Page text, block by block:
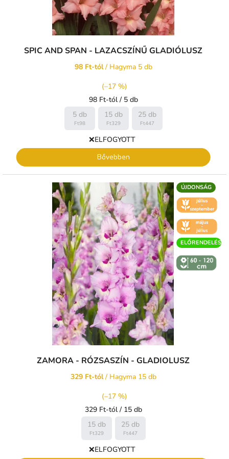
SPIC AND SPAN - LAZACSZÍNŰ GLADIÓLUSZ
98 Ft-tól/ Hagyma 5 db
(–17 %)
Egységár:
98 Ft-tól / 5 db
5 db
Ft98
15 db
Ft329
25 db
Ft447
❌ELFOGYOTT
Bővebben
ÚJDONSÁG
🌼 KVĚT -
ČERVENEC
🌼 KVĚT -
ČERVEN
ELŐRENDELÉS
↕️ VÝŠKA 60
- 120 CM
ZAMORA - RÓZSASZÍN - GLADIOLUSZ
329 Ft-tól/ Hagyma 15 db
(–17 %)
Egységár:
329 Ft-tól / 15 db
15 db
Ft329
25 db
Ft447
❌ELFOGYOTT